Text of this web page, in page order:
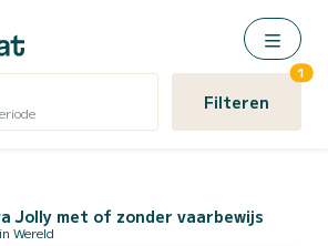
Filteren
1
Jolly met of zonder vaarbewijs
Wereld